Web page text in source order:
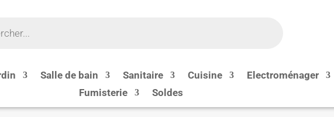
Salle de bain Sanitaire Cuisine Electroménager
Fumisterie
Soldes